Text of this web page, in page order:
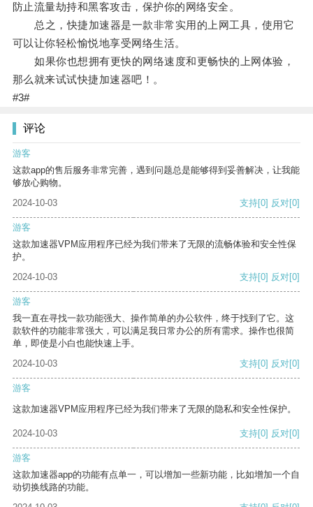
防止流量劫持和黑客攻击，保护你的网络安全。
总之，快捷加速器是一款非常实用的上网工具，使用它
可以让你轻松愉悦地享受网络生活。
如果你也想拥有更快的网络速度和更畅快的上网体验，
那么就来试试快捷加速器吧！。
#3#
评论
游客
这款app的售后服务非常完善，遇到问题总是能够得到妥善解决，让我能
够放心购物。
2024-10-03
支持[0] 反对[0]
游客
这款加速器VPM应用程序已经为我们带来了无限的流畅体验和安全性保
护。
2024-10-03
支持[0] 反对[0]
游客
我一直在寻找一款功能强大、操作简单的办公软件，终于找到了它。这
款软件的功能非常强大，可以满足我日常办公的所有需求。操作也很简
单，即使是小白也能快速上手。
2024-10-03
支持[0] 反对[0]
游客
这款加速器VPM应用程序已经为我们带来了无限的隐私和安全性保护。
2024-10-03 支持[0] 反对[0]
游客
这款加速器app的功能有点单一，可以增加一些新功能，比如增加一个自
动切换线路的功能。